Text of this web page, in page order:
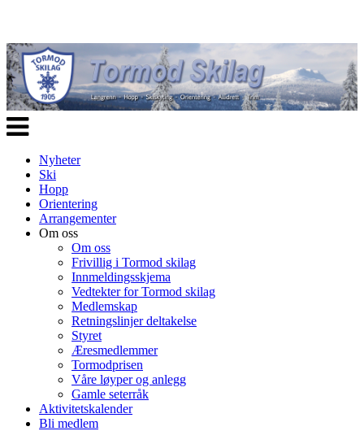
Veksle
navigasjon
Nyheter
Ski
Hopp
Orientering
Arrangementer
Om oss
Om oss
Frivillig i Tormod skilag
Innmeldingsskjema
Vedtekter for Tormod skilag
Medlemskap
Retningslinjer deltakelse
Styret
Æresmedlemmer
Tormodprisen
Våre løyper og anlegg
Gamle seterråk
Aktivitetskalender
Bli medlem